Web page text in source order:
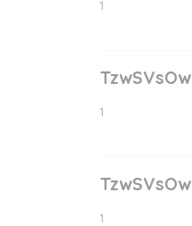
1
TzwSVsOw
1
TzwSVsOw
1